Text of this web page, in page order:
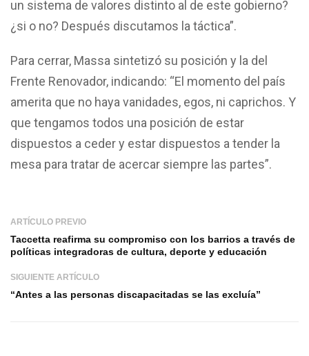
un sistema de valores distinto al de este gobierno?
¿si o no? Después discutamos la táctica”.
Para cerrar, Massa sintetizó su posición y la del
Frente Renovador, indicando: “El momento del país
amerita que no haya vanidades, egos, ni caprichos. Y
que tengamos todos una posición de estar
dispuestos a ceder y estar dispuestos a tender la
mesa para tratar de acercar siempre las partes”.
ARTÍCULO PREVIO
Taccetta reafirma su compromiso con los barrios a través de
políticas integradoras de cultura, deporte y educación
SIGUIENTE ARTÍCULO
“Antes a las personas discapacitadas se las excluía”